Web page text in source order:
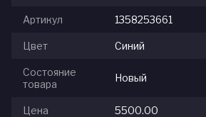
Артикул 1358253661
Цвет Синий
Состояние
товара
Новый
Цена 5500.00